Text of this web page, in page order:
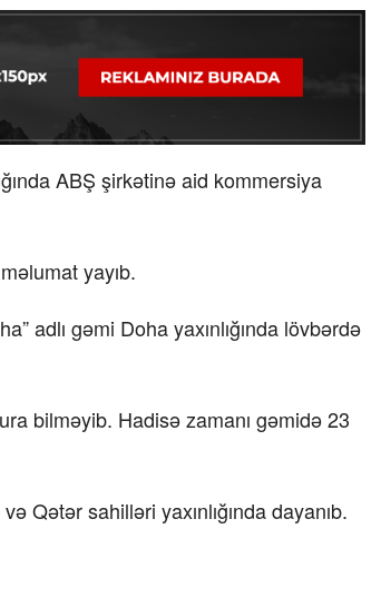
ABŞ şirkətinə aid kommersiya
yayıb.
adlı gəmi Doha yaxınlığında lövbərdə
bilməyib. Hadisə zamanı gəmidə 23
Qətər sahilləri yaxınlığında dayanıb.